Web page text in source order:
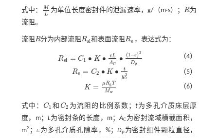
式中：
M
L
ML 为单位长度密封件的泄漏速率，g/（m·s）；R
R 为
流阻。
流阻R
R 分为内部流阻Rsl
Rsl 和表面流阻Re
Re ，表达式为：
Rsl = C1 ∙ K ∙ tL
AC
∙ (1−ε)2
Dp
Rsl= C1 ∙K∙t LA C∙1 -ε 2Dp （4）
Re = C2 ∙ K ∙
t
y3
0
Re= C2 ∙K∙t y0 3 （5）
K = μRgT
Mw
K= μR gTMw （6）
式中：C1
C1 和 C2
C2 为流阻的比例系数；t为多孔介质床层厚
度，m； L为密封条的长度，m；AC为密封流域横截面积，
m2 ； ε
ε为多孔介质孔隙率，%； Dp为密封组件颗粒直径，